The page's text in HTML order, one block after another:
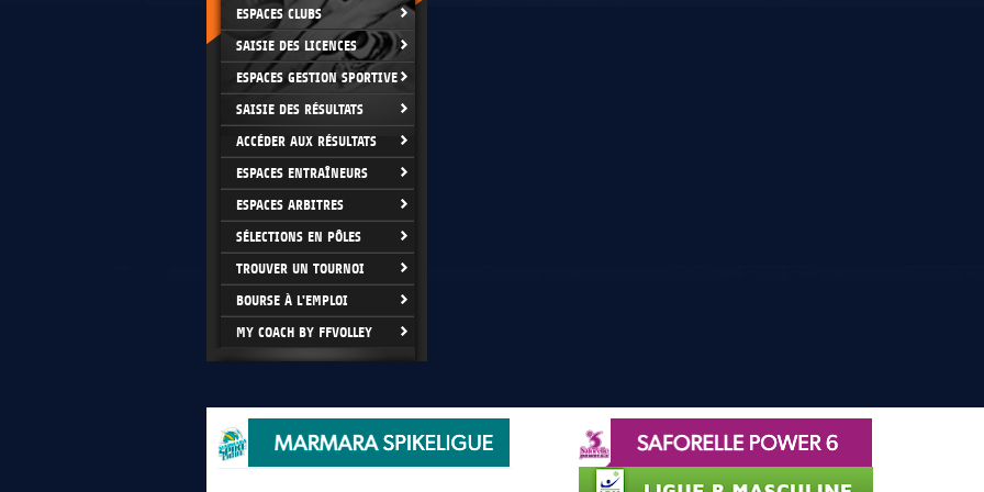
ESPACES CLUBS
SAISIE DES LICENCES
ESPACES GESTION SPORTIVE
SAISIE DES RÉSULTATS
ACCÉDER AUX RÉSULTATS
ESPACES ENTRAÎNEURS
ESPACES ARBITRES
SÉLECTIONS EN PÔLES
TROUVER UN TOURNOI
BOURSE À L'EMPLOI
MY COACH BY FFVOLLEY